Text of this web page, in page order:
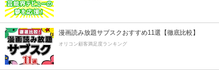
漫画読み放題サブスクおすすめ11選【徹底比較】
オリコン顧客満足度ランキング